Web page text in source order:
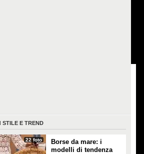
STILE E TREND
22 foto
Borse da mare: i
modelli di tendenza